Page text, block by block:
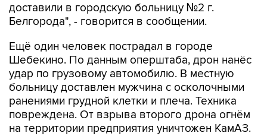
доставили в городскую больницу №2 г.
Белгорода", - говорится в сообщении.
Ещё один человек пострадал в городе
Шебекино. По данным оперштаба, дрон нанёс
удар по грузовому автомобилю. В местную
больницу доставлен мужчина с осколочными
ранениями грудной клетки и плеча. Техника
повреждена. От взрыва второго дрона огнём
на территории предприятия уничтожен КамАЗ.